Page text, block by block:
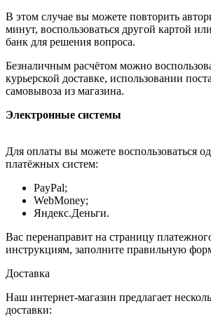
В этом случае вы можете повторить
минут, воспользоваться другой картой
банк для решения вопроса.
Безналичным расчётом можно
курьерской доставке, использовании
самовывоза из магазина.
Электронные системы
Для оплаты вы можете воспользоваться
платёжных систем:
PayPal;
WebMoney;
Яндекс.Деньги.
Вас перенаправит на страницу
инструкциям, заполните правильную
Доставка
Наш интернет-магазин предлагает
доставки: